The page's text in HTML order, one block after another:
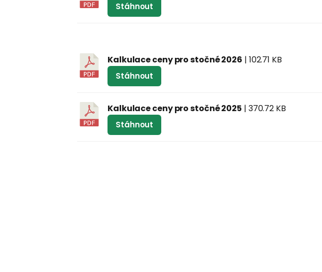
Stáhnout
Kalkulace ceny pro stočné 2026 | 102.71 KB
Stáhnout
Kalkulace ceny pro stočné 2025 | 370.72 KB
Stáhnout